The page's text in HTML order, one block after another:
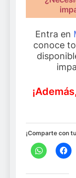
Entra en
conoce
¡Comparte con